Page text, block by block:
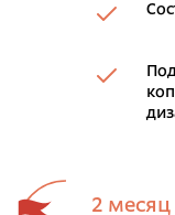
2 месяц